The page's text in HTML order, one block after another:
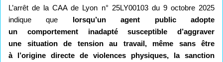
L’arrêt de la CAA de Lyon n° 25LY00103 du 9 octobre 2025
indique que lorsqu’un agent public adopte
un comportement inadapté susceptible d’aggraver
une situation de tension au travail, même sans être
à l’origine directe de violences physiques, la sanction